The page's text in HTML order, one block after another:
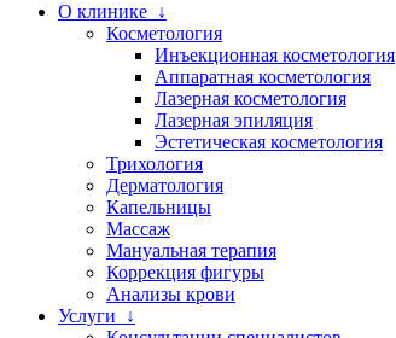
О клинике ↓
Косметология
Инъекционная косметология
Аппаратная косметология
Лазерная косметология
Лазерная эпиляция
Эстетическая косметология
Трихология
Дерматология
Капельницы
Массаж
Мануальная терапия
Коррекция фигуры
Анализы крови
Услуги ↓